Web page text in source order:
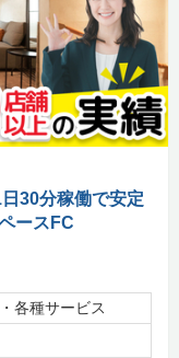
30分稼働で安定
ースFC
各種サービス